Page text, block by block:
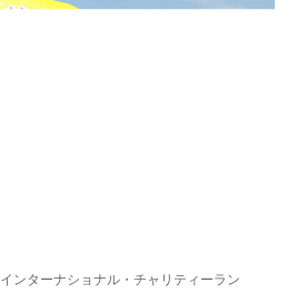
インターナショナル・チャリティーラン